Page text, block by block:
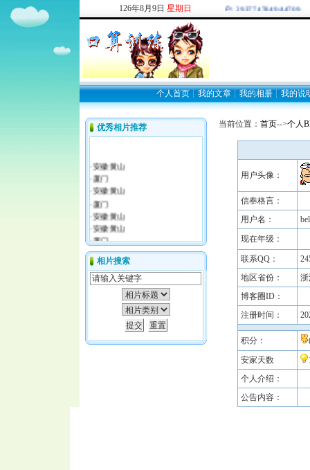
126年8月 9日 星期日
欢迎新注册用户: 2937747849/44709
个人首页 ┊ 我的文章 ┊ 我的相册 ┊ 我的说
优秀相片推荐
相片搜索
当前位置： 首页-->个人
用户头像：
信奉格言：
用户名：
现在年级：
联系QQ：
地区省份：
博客圈ID：
注册时间：
积分：
安家天数
个人介绍：
公告内容：